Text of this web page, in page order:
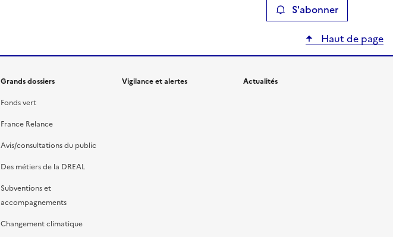
S'abonner
Haut de page
Grands dossiers
Fonds vert
France Relance
Avis/consultations du public
Des métiers de la DREAL
Subventions et
accompagnements
Changement climatique
Vigilance et alertes Actualités